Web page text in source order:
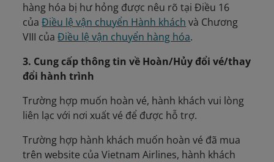
hàng hóa bị hư hỏng được nêu rõ tại Điều 16
củaĐiều lệ vận chuyển Hành khách và Chương
VIII củaĐiều lệ vận chuyển hàng hóa.
3. Cung cấp thông tin về Hoàn/Hủy đổi vé/thay
đổi hành trình
Trường hợp muốn hoàn vé, hành khách vui lòng
liên lạc với nơi xuất vé để được hỗ trợ.
Trường hợp hành khách muốn hoàn vé đã mua
trên website của Vietnam Airlines, hành khách